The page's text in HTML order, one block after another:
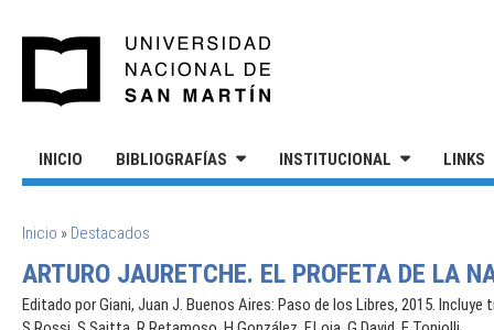
INICIO BIBLIOGRAFÍAS INSTITUCIONAL LINKS
SE ENCUENTRA USTED AQUÍ
Inicio » Destacados
ARTURO JAURETCHE. EL PROFETA DE LA
Editado por Giani, Juan J. Buenos Aires: Paso de los Libres, 2015.